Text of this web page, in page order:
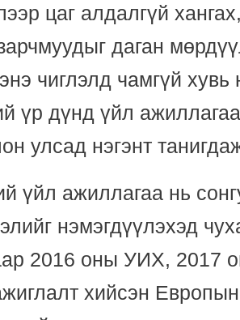
цаг алдалгүй
даган
чиглэлд чамгүй
үр дүнд үйл
улсад нэгэнт
үйл ажиллагаа нь
нэмэгдүүлэхэд
2016 оны УИХ, 2017
хийсэн